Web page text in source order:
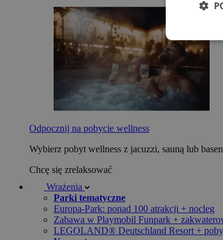
Odpocznij na pobycie wellness
Wybierz pobyt wellness z jacuzzi, sauną lub
Chcę się zrelaksować
Wrażenia
Parki tematyczne
Europa-Park: ponad 100 atrakcji + nocleg
Zabawa w Playmobil Funpark +
LEGOLAND® Deutschland Resort +